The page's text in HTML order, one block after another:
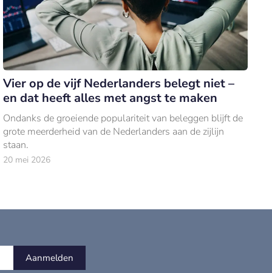
Vier op de vijf Nederlanders belegt niet –
en dat heeft alles met angst te maken
Ondanks de groeiende populariteit van beleggen blijft de
grote meerderheid van de Nederlanders aan de zijlijn
staan.
20 mei 2026
Aanmelden